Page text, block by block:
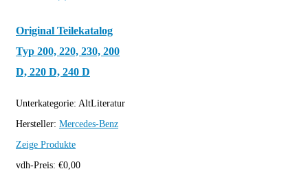
Original Teilekatalog
Typ 200, 220, 230, 200
D, 220 D, 240 D
Unterkategorie: AltLiteratur
Hersteller: Mercedes-Benz
Zeige Produkte
vdh-Preis: €0,00